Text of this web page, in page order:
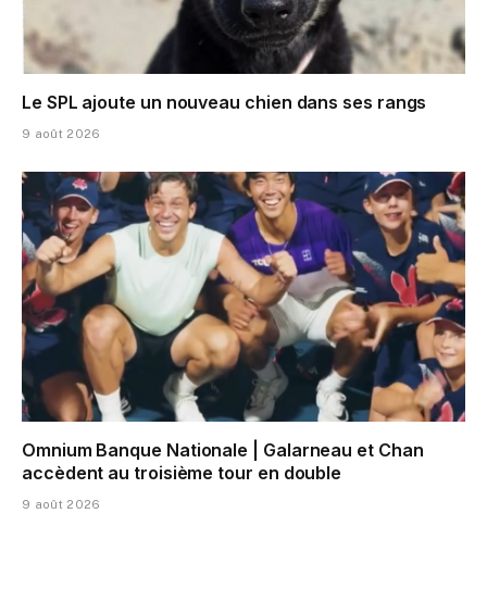
Le SPL ajoute un nouveau chien dans ses rangs
9 août 2026
Omnium Banque Nationale | Galarneau et Chan
accèdent au troisième tour en double
9 août 2026